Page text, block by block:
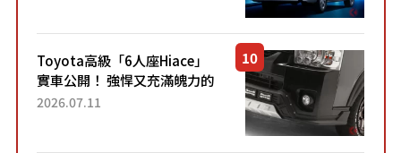
車？...
Toyota高級「6人座Hiace」
實車公開！ 強悍又充滿魄力的
「全黑設計」搭配特別「豪華
2026.07.11